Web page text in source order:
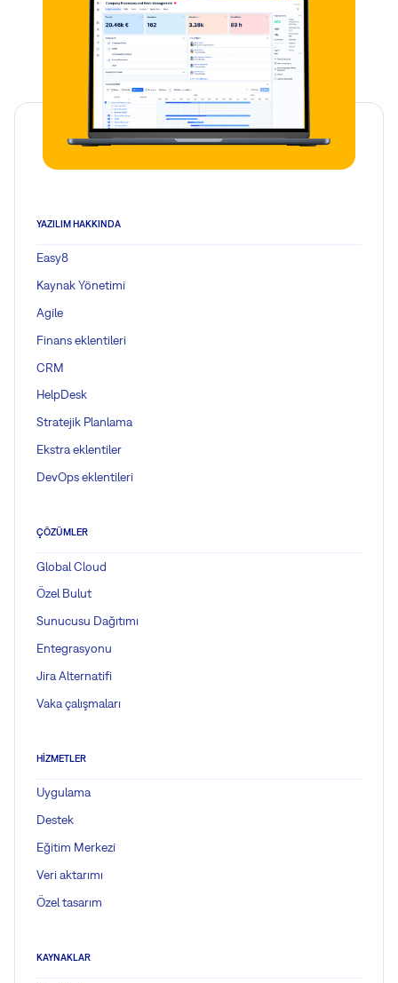
YAZILIM HAKKINDA
Easy8
Kaynak Yönetimi
Agile
Finans eklentileri
CRM
HelpDesk
Stratejik Planlama
Ekstra eklentiler
DevOps eklentileri
ÇÖZÜMLER
Global Cloud
Özel Bulut
Sunucusu Dağıtımı
Entegrasyonu
Jira Alternatifi
Vaka çalışmaları
HIZMETLER
Uygulama
Destek
Eğitim Merkezi
Veri aktarımı
Özel tasarım
KAYNAKLAR